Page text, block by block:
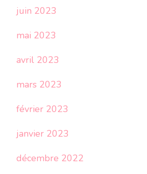
juin 2023
mai 2023
avril 2023
mars 2023
février 2023
janvier 2023
décembre 2022